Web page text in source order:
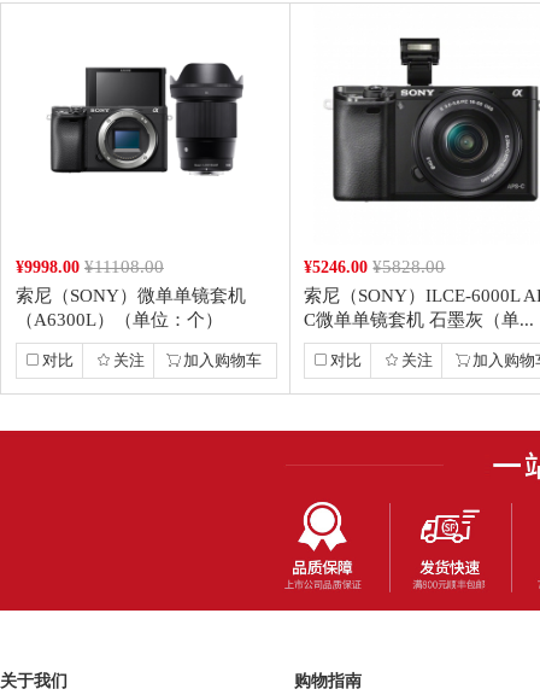
¥9998.00 ¥11108.00
索尼（SONY）微单单镜套机
（A6300L）（单位：个）
对比 关注 加入购物车
¥5246.00¥5828.00
索尼（SONY）ILCE-6000L
C微单单镜套机 石墨灰（单...
对比 关注 加入购物
关于我们
购物指南